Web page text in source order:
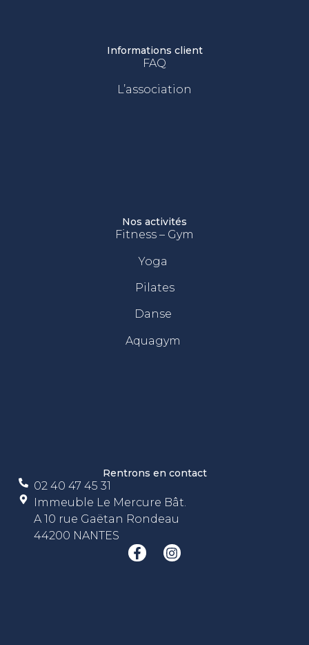
Informations client
FAQ
L’association
Nos activités
Fitness – Gym
Yoga
Pilates
Danse
Aquagym
Rentrons en contact
02 40 47 45 31
Immeuble Le Mercure Bât.
A 10 rue Gaëtan Rondeau
44200 NANTES